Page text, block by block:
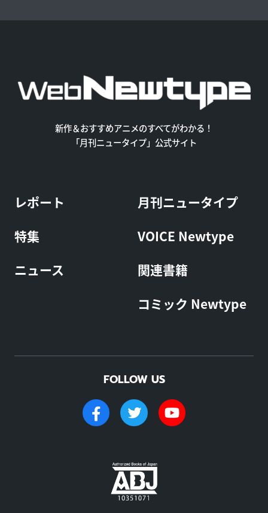
新作＆おすすめアニメのすべてがわかる！
「月刊ニュータイプ」公式サイト
レポート
特集
ニュース
月刊ニュータイプ
VOICE Newtype
関連書籍
コミック Newtype
FOLLOW US